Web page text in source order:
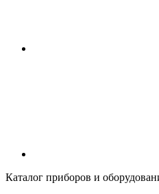
Каталог приборов и